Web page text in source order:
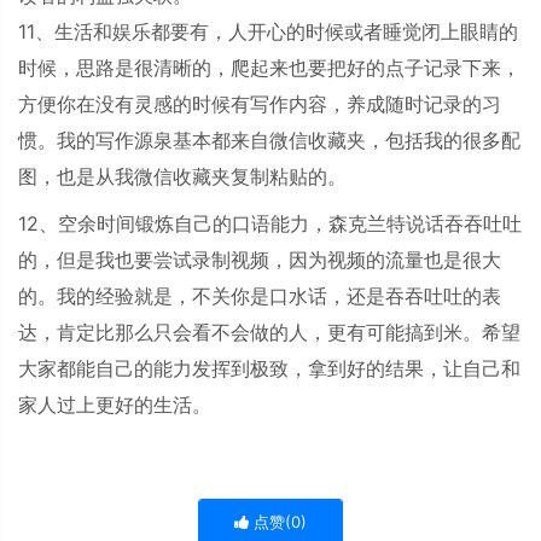
11、 生活和娱乐都要有，人开心的时候或者睡觉闭上眼睛的
时候， 思路是很清晰的，爬起来也要把好的点子记录下来，
方便你在没有灵感的时候有写作内容，养成随时记录的习
惯。我的写作源泉基本都来自微信收藏夹，包括我的很多配
图，也是从我微信收藏夹复制粘贴的。
12、空余时间锻炼自己的口语能力，森克兰特说话吞吞吐吐
的，但是我也要尝试录制视频，因为视频的流量也是很大
的。我的经验就是，不关你是口水话，还是吞吞吐吐的表
达，肯定比那么只会看不会做的人，更有可能搞到米。希望
大家都能自己的能力发挥到极致，拿到好的结果，让自己和
家人过上更好的生活。
点赞(0)